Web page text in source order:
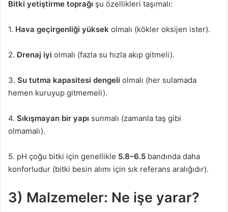
Bitki yetiştirme toprağı şu özellikleri taşımalı:
1. Hava geçirgenliği yüksek olmalı (kökler oksijen ister).
2. Drenaj iyi olmalı (fazla su hızla akıp gitmeli).
3. Su tutma kapasitesi dengeli olmalı (her sulamada
hemen kuruyup gitmemeli).
4. Sıkışmayan bir yapı sunmalı (zamanla taş gibi
olmamalı).
5. pH çoğu bitki için genellikle 5.8–6.5 bandında daha
konforludur (bitki besin alımı için sık referans aralığıdır).
3) Malzemeler: Ne işe yarar?